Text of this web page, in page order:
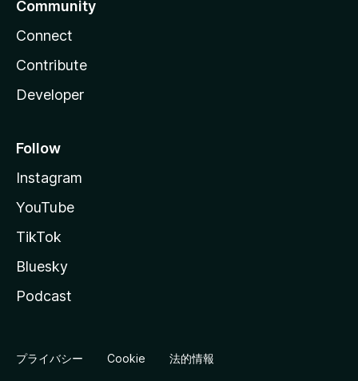
Community
Connect
Contribute
Developer
Follow
Instagram
YouTube
TikTok
Bluesky
Podcast
プライバシー Cookie 法的情報